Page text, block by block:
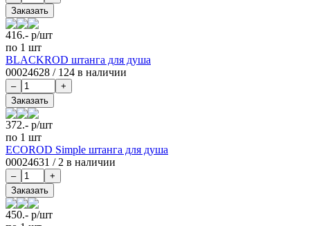
416.- р/шт
по 1 шт
BLACKROD штанга для душа
00024628 / 124 в наличии
372.- р/шт
по 1 шт
ECOROD Simple штанга для душа
00024631 / 2 в наличии
450.- р/шт